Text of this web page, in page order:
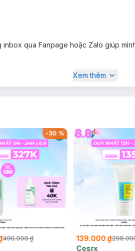
qua Fanpage hoặc Zalo giúp
Xem thêm
-30 %
490.000 ₫ 139.000 ₫
Cosrx